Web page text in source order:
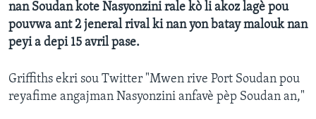
nan Soudan kote Nasyonzini rale kò li akoz lagè pou
pouvwa ant 2 jeneral rival ki nan yon batay malouk nan
peyi a depi 15 avril pase.
Griffiths ekri sou Twitter "Mwen rive Port Soudan pou
reyafime angajman Nasyonzini anfavè pèp Soudan an,"